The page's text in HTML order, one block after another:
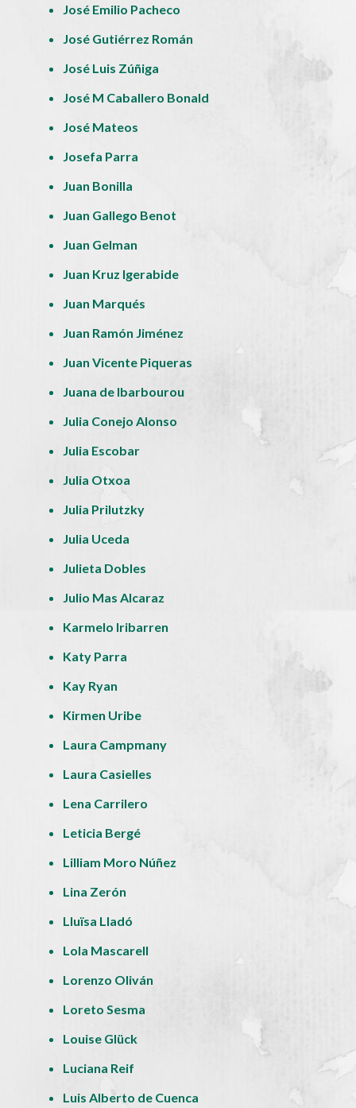
José Emilio Pacheco
José Gutiérrez Román
José Luis Zúñiga
José M Caballero Bonald
José Mateos
Josefa Parra
Juan Bonilla
Juan Gallego Benot
Juan Gelman
Juan Kruz Igerabide
Juan Marqués
Juan Ramón Jiménez
Juan Vicente Piqueras
Juana de Ibarbourou
Julia Conejo Alonso
Julia Escobar
Julia Otxoa
Julia Prilutzky
Julia Uceda
Julieta Dobles
Julio Mas Alcaraz
Karmelo Iribarren
Katy Parra
Kay Ryan
Kirmen Uribe
Laura Campmany
Laura Casielles
Lena Carrilero
Leticia Bergé
Lilliam Moro Núñez
Lina Zerón
Lluïsa Lladó
Lola Mascarell
Lorenzo Oliván
Loreto Sesma
Louise Glück
Luciana Reif
Luis Alberto de Cuenca